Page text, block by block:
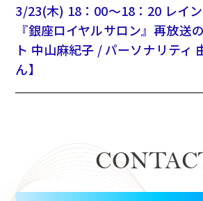
3/23(木) 18：00～18：20 レイ
『銀座ロイヤルサロン』再放送
ト 中山麻紀子 / パーソナリティ
ん】